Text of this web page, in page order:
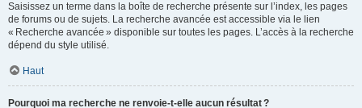
Saisissez un terme dans la boîte de recherche présente sur l’index, les pages
de forums ou de sujets. La recherche avancée est accessible via le lien
« Recherche avancée » disponible sur toutes les pages. L’accès à la recherche
dépend du style utilisé.
Haut
Pourquoi ma recherche ne renvoie-t-elle aucun résultat ?